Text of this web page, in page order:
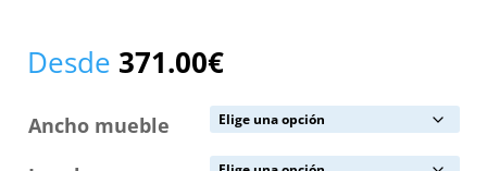
Desde 371.00€
Ancho mueble